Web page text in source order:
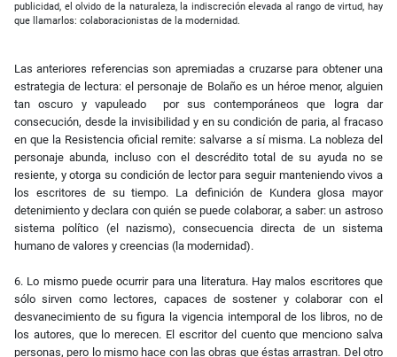
publicidad, el olvido de la naturaleza, la indiscreción elevada al rango de virtud, hay
que llamarlos: colaboracionistas de la modernidad.
Las anteriores referencias son apremiadas a cruzarse para obtener una
estrategia de lectura: el personaje de Bolaño es un héroe menor, alguien
tan oscuro y vapuleado por sus contemporáneos que logra dar
consecución, desde la invisibilidad y en su condición de paria, al fracaso
en que la Resistencia oficial remite: salvarse a sí misma. La nobleza del
personaje abunda, incluso con el descrédito total de su ayuda no se
resiente, y otorga su condición de lector para seguir manteniendo vivos a
los escritores de su tiempo. La definición de Kundera glosa mayor
detenimiento y declara con quién se puede colaborar, a saber: un astroso
sistema político (el nazismo), consecuencia directa de un sistema
humano de valores y creencias (la modernidad).
6. Lo mismo puede ocurrir para una literatura. Hay malos escritores que
sólo sirven como lectores, capaces de sostener y colaborar con el
desvanecimiento de su figura la vigencia intemporal de los libros, no de
los autores, que lo merecen. El escritor del cuento que menciono salva
personas, pero lo mismo hace con las obras que éstas arrastran. Del otro